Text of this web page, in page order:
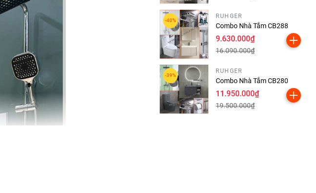
RUHGER
Combo Nhà Tắm CB288
9.630.000₫
16.090.000₫
RUHGER
Combo Nhà Tắm CB280
11.950.000₫
19.500.000₫